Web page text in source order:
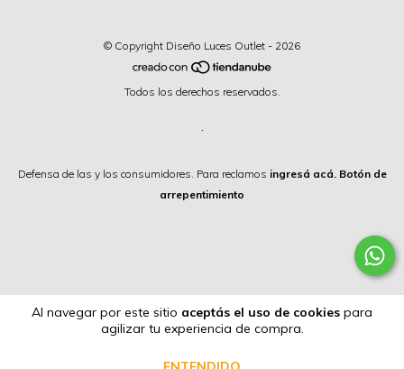
Al navegar por este sitio aceptás el uso de cookies para
agilizar tu experiencia de compra.
© Copyright Diseño Luces Outlet - 2026
Todos los derechos reservados.
.
Defensa de las y los consumidores. Para reclamos ingresá acá. Botón de
arrepentimiento